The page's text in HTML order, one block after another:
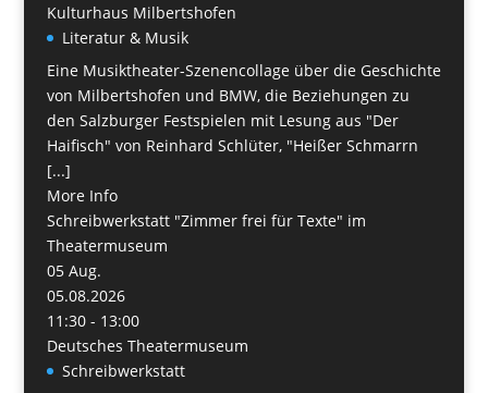
Kulturhaus Milbertshofen
Literatur & Musik
Eine Musiktheater-Szenencollage über die Geschichte
von Milbertshofen und BMW, die Beziehungen zu
den Salzburger Festspielen mit Lesung aus "Der
Haifisch" von Reinhard Schlüter, "Heißer Schmarrn
[...]
More Info
Schreibwerkstatt "Zimmer frei für Texte" im
Theatermuseum
05 Aug.
05.08.2026
11:30 - 13:00
Deutsches Theatermuseum
Schreibwerkstatt